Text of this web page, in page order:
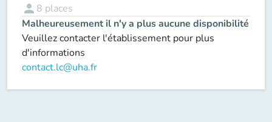
person 8 places
Malheureusement il n'y a plus aucune disponibilité
Veuillez contacter l'établissement pour plus
d'informations
contact.lc@uha.fr